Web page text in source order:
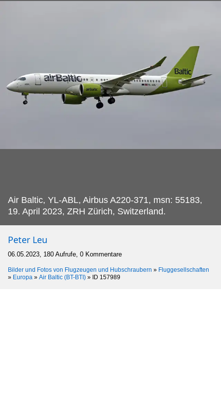
Air Baltic, YL-ABL, Airbus A220-371, msn: 55183,
19. April 2023, ZRH Zürich, Switzerland.
Peter Leu
06.05.2023, 180 Aufrufe, 0 Kommentare
Bilder und Fotos von Flugzeugen und Hubschraubern » Fluggesellschaften
» Europa » Air Baltic (BT-BTI) » ID 157989